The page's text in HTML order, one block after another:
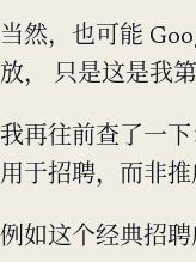
当然，也可能
放， 只是这是我
我再往前查了一
用于招聘，而非推
例如这个经典招聘